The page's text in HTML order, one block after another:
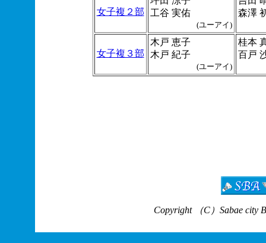
女子複２部
工谷 実佑
(ユーアイ)
森澤
女子複３部
木戸 恵子
木戸 紀子
(ユーアイ)
桂本
百戸
Copyright （C）Sabae city